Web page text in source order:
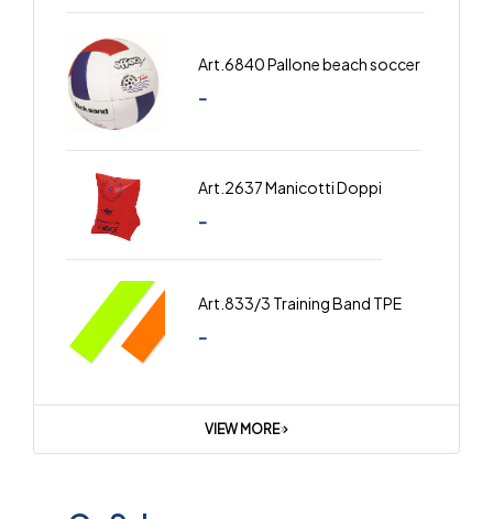
Art.6840 Pallone beach soccer
-
Art.2637 Manicotti Doppi
-
Art.833/3 Training Band TPE
-
VIEW MORE